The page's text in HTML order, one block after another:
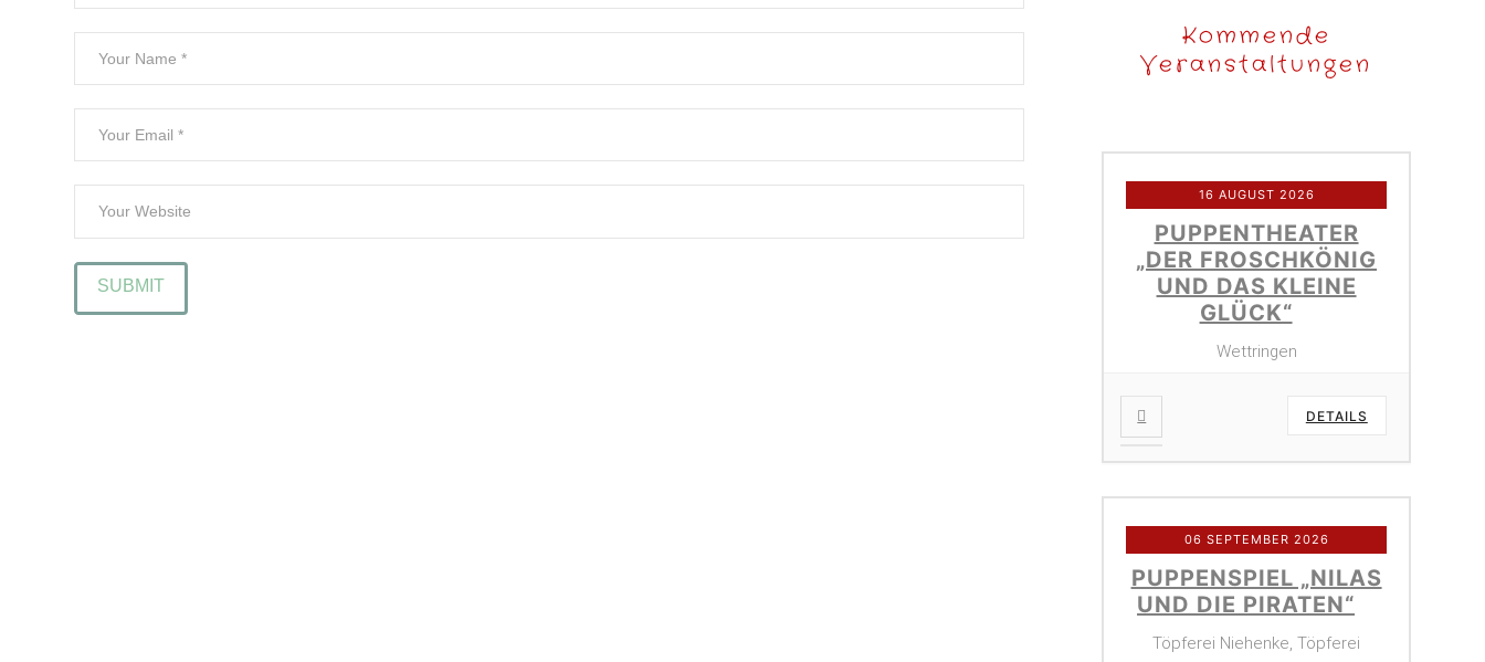
Kommende
Veranstaltungen
16 AUGUST 2026
PUPPENTHEATER
„DER FROSCHKÖNIG
UND DAS KLEINE
GLÜCK“
Wettringen
DETAILS
06 SEPTEMBER 2026
PUPPENSPIEL „NILAS
UND DIE PIRATEN“
Töpferei Niehenke, Töpferei